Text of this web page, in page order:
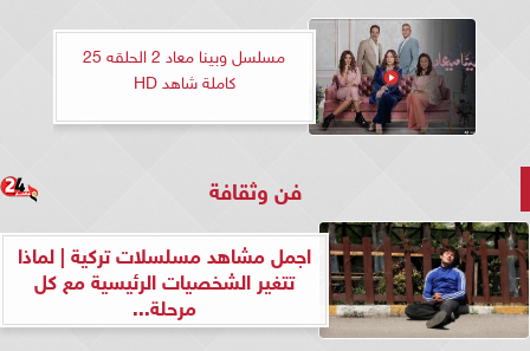
مسلسل وبينا معاد 2 الحلقه 25
كاملة شاهد HD
فن وثقافة
اجمل مشاهد مسلسلات تركية | لماذا
تتغير الشخصيات الرئيسية مع كل
مرحلة...